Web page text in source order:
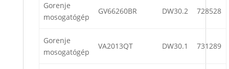
Gorenje
mosogatógép
GV66260BR DW30.2 728528
Gorenje
mosogatógép
VA2013QT DW30.1 731289